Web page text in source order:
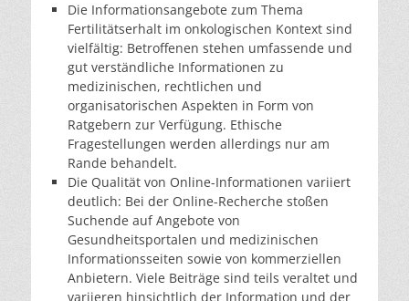
Die Informationsangebote zum Thema
Fertilitätserhalt im onkologischen Kontext sind
vielfältig: Betroffenen stehen umfassende und
gut verständliche Informationen zu
medizinischen, rechtlichen und
organisatorischen Aspekten in Form von
Ratgebern zur Verfügung. Ethische
Fragestellungen werden allerdings nur am
Rande behandelt.
Die Qualität von Online-Informationen variiert
deutlich: Bei der Online-Recherche stoßen
Suchende auf Angebote von
Gesundheitsportalen und medizinischen
Informationsseiten sowie von kommerziellen
Anbietern. Viele Beiträge sind teils veraltet und
variieren hinsichtlich der Information und der